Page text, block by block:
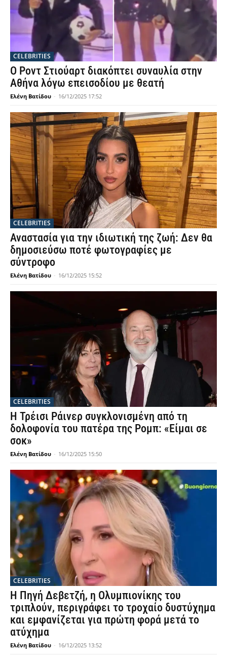
CELEBRITIES
Ο Ροντ Στιούαρτ διακόπτει συναυλία στην
Αθήνα λόγω επεισοδίου με θεατή
Ελένη Βατίδου - 16/12/2025 17:52
CELEBRITIES
Αναστασία για την ιδιωτική της ζωή: Δεν θα
δημοσιεύσω ποτέ φωτογραφίες με
σύντροφο
Ελένη Βατίδου - 16/12/2025 15:52
CELEBRITIES
Η Τρέισι Ράινερ συγκλονισμένη από τη
δολοφονία του πατέρα της Ρομπ: «Είμαι σε
σοκ»
Ελένη Βατίδου - 16/12/2025 15:50
CELEBRITIES
Η Πηγή Δεβετζή, η Ολυμπιονίκης του
τριπλούν, περιγράφει το τροχαίο δυστύχημα
και εμφανίζεται για πρώτη φορά μετά το
ατύχημα
Ελένη Βατίδου - 16/12/2025 13:52